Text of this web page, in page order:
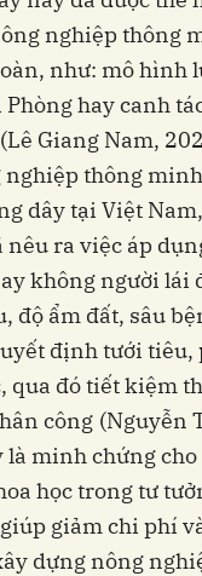
nghiệp thông
như: mô hình
hay canh
(Lê Giang Nam,
thông
dây tại Việt
nêu ra việc áp
không người lái
độ ẩm đất, sâu
định tưới tiêu,
qua đó tiết kiệm
công (Nguyễn
là minh chứng
học trong tư
giảm chi phí
dựng nông